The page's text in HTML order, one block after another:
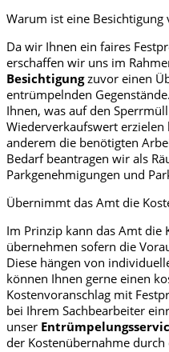
Warum ist eine Besichtigung
Da wir Ihnen ein faires
erschaffen wir uns im
Besichtigungzuvor einen
entrümpelnden
Ihnen, was auf den
Wiederverkaufswert
anderem die benötigten
Bedarf beantragen wir als
Parkgenehmigungen und
Übernimmt das Amt die
Im Prinzip kann das Amt die
übernehmen sofern die
Diese hängen von
können Ihnen gerne einen
Kostenvoranschlag mit
bei Ihrem Sachbearbeiter
unser
der Kostenübernahme